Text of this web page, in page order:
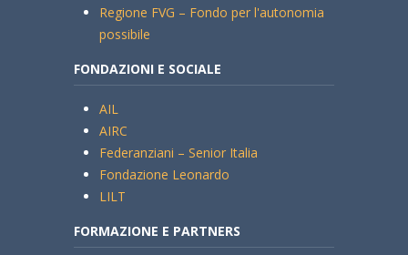
Regione FVG – Fondo per l'autonomia
possibile
FONDAZIONI E SOCIALE
AIL
AIRC
Federanziani – Senior Italia
Fondazione Leonardo
LILT
FORMAZIONE E PARTNERS